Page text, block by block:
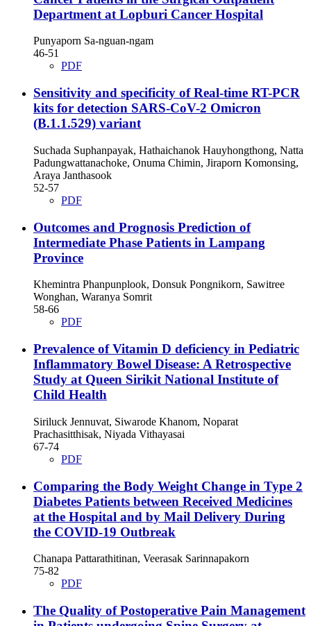
Department at Lopburi Cancer Hospital
Punyaporn Sa-nguan-ngam
46-51
PDF
Sensitivity and specificity of Real-time RT-PCR
kits for detection SARS-CoV-2 Omicron
(B.1.1.529) variant
Suchada Suphanpayak, Hathaichanok Hauyhongthong, Natta
Padungwattanachoke, Onuma Chimin, Jiraporn Komonsing,
Araya Janthasook
52-57
PDF
Outcomes and Prognosis Prediction of
Intermediate Phase Patients in Lampang
Province
Khemintra Phanpunplook, Donsuk Pongnikorn, Sawitree
Wonghan, Waranya Somrit
58-66
PDF
Prevalence of Vitamin D deficiency in Pediatric
Inflammatory Bowel Disease: A Retrospective
Study at Queen Sirikit National Institute of
Child Health
Siriluck Jennuvat, Siwarode Khanom, Noparat
Prachasitthisak, Niyada Vithayasai
67-74
PDF
Comparing the Body Weight Change in Type 2
Diabetes Patients between Received Medicines
at the Hospital and by Mail Delivery During
the COVID-19 Outbreak
Chanapa Pattarathitinan, Veerasak Sarinnapakorn
75-82
PDF
The Quality of Postoperative Pain Management